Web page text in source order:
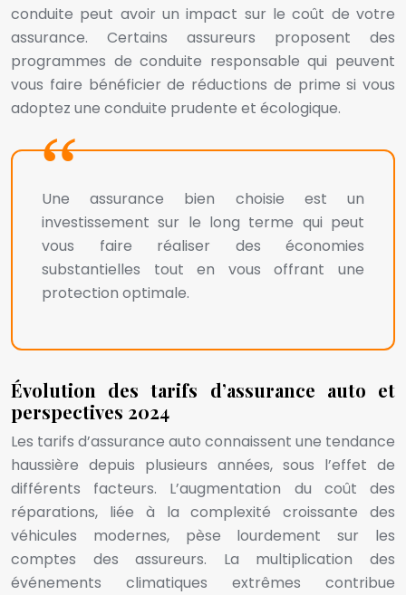
conduite peut avoir un impact sur le coût de votre
assurance. Certains assureurs proposent des
programmes de conduite responsable qui peuvent
vous faire bénéficier de réductions de prime si vous
adoptez une conduite prudente et écologique.
Une assurance bien choisie est un
investissement sur le long terme qui peut
vous faire réaliser des économies
substantielles tout en vous offrant une
protection optimale.
Évolution des tarifs d’assurance auto et
perspectives 2024
Les tarifs d’assurance auto connaissent une tendance
haussière depuis plusieurs années, sous l’effet de
différents facteurs. L’augmentation du coût des
réparations, liée à la complexité croissante des
véhicules modernes, pèse lourdement sur les
comptes des assureurs. La multiplication des
événements climatiques extrêmes contribue